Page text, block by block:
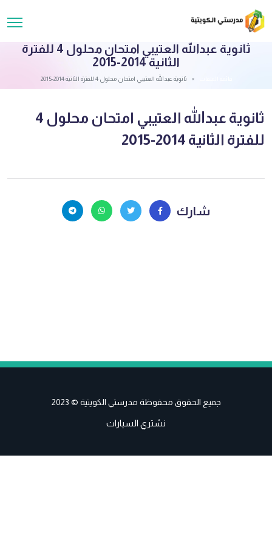
ثانوية عبدالله العتيبي امتحان محلول 4 للفترة
الثانية 2014-2015
ثانوية عبدالله العتيبي امتحان محلول 4 للفترة الثانية 2014-2015
ثانوية عبدالله العتيبي امتحان محلول 4
للفترة الثانية 2014-2015
شارك
جميع الحقوق محفوظة مدرستي الكويتية © 2023
نشتري السيارات